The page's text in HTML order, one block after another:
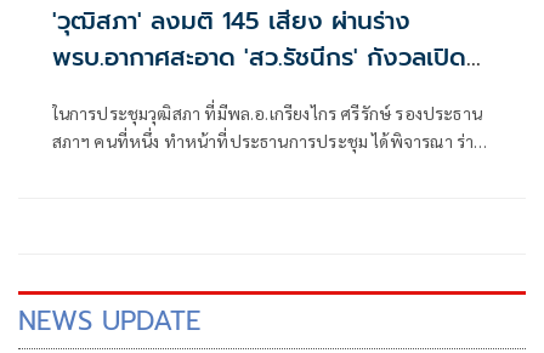
'วุฒิสภา' ลงมติ 145 เสียง ผ่านร่าง
พรบ.อากาศสะอาด 'สว.รัชนีกร' กังวลเปิด
ช่องทุจริตมากขึ้น
ในการประชุมวุฒิสภา ที่มีพล.อ.เกรียงไกร ศรีรักษ์ รองประธาน
สภาฯ คนที่หนึ่ง ทำหน้าที่ประธานการประชุม ได้พิจารณา ร่าง
NEWS UPDATE